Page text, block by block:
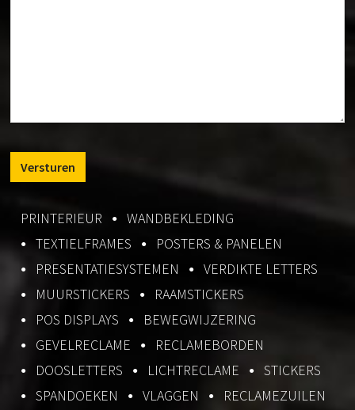
PRINTERIEUR
WANDBEKLEDING
TEXTIELFRAMES
POSTERS & PANELEN
PRESENTATIESYSTEMEN
VERDIKTE LETTERS
MUURSTICKERS
RAAMSTICKERS
POS DISPLAYS
BEWEGWIJZERING
GEVELRECLAME
RECLAMEBORDEN
DOOSLETTERS
LICHTRECLAME
STICKERS
SPANDOEKEN
VLAGGEN RECLAMEZUILEN